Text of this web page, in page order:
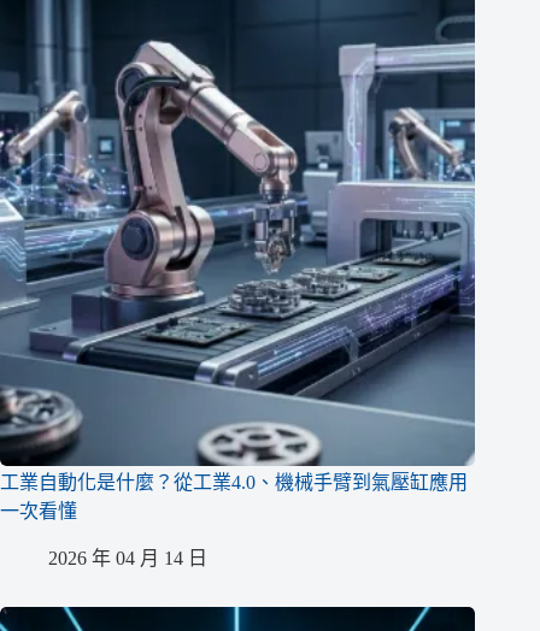
工業自動化是什麼？從工業4.0、機械手臂到氣壓缸應用
一次看懂
2026 年 04 月 14 日